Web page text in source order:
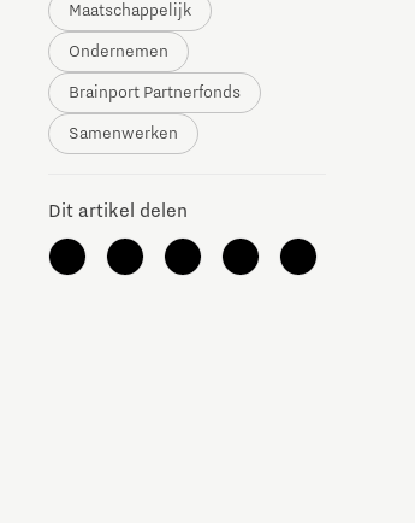
Integrated Photonics
The Gate voor tech startups
Hoe bescherm ik mijn idee?
Brainport Networking Financials
Maatschappelijk
Ondernemen
Brainport Partnerfonds
Samenwerken
Dit artikel delen